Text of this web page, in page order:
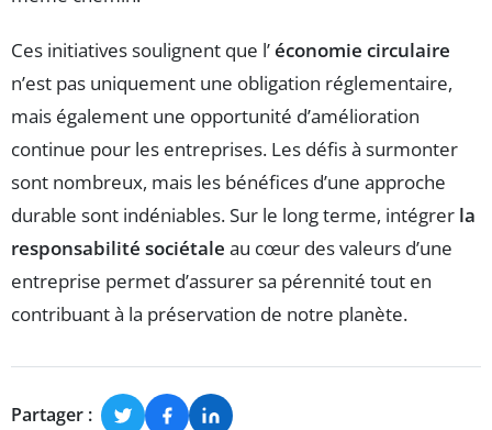
Ces initiatives soulignent que l’économie circulaire
n’est pas uniquement une obligation réglementaire,
mais également une opportunité d’amélioration
continue pour les entreprises. Les défis à surmonter
sont nombreux, mais les bénéfices d’une approche
durable sont indéniables. Sur le long terme, intégrer la
responsabilité sociétale au cœur des valeurs d’une
entreprise permet d’assurer sa pérennité tout en
contribuant à la préservation de notre planète.
Partager :